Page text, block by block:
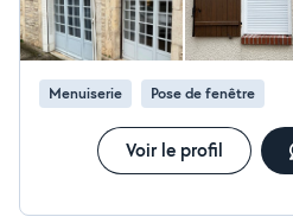
Menuiserie Pose de fenêtre
Voir le profil